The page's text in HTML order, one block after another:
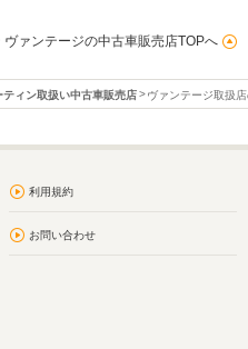
ヴァンテージの中古車販売店TOPへ
ティン取扱い中古車販売店 ヴァンテージ取扱
利用規約
お問い合わせ